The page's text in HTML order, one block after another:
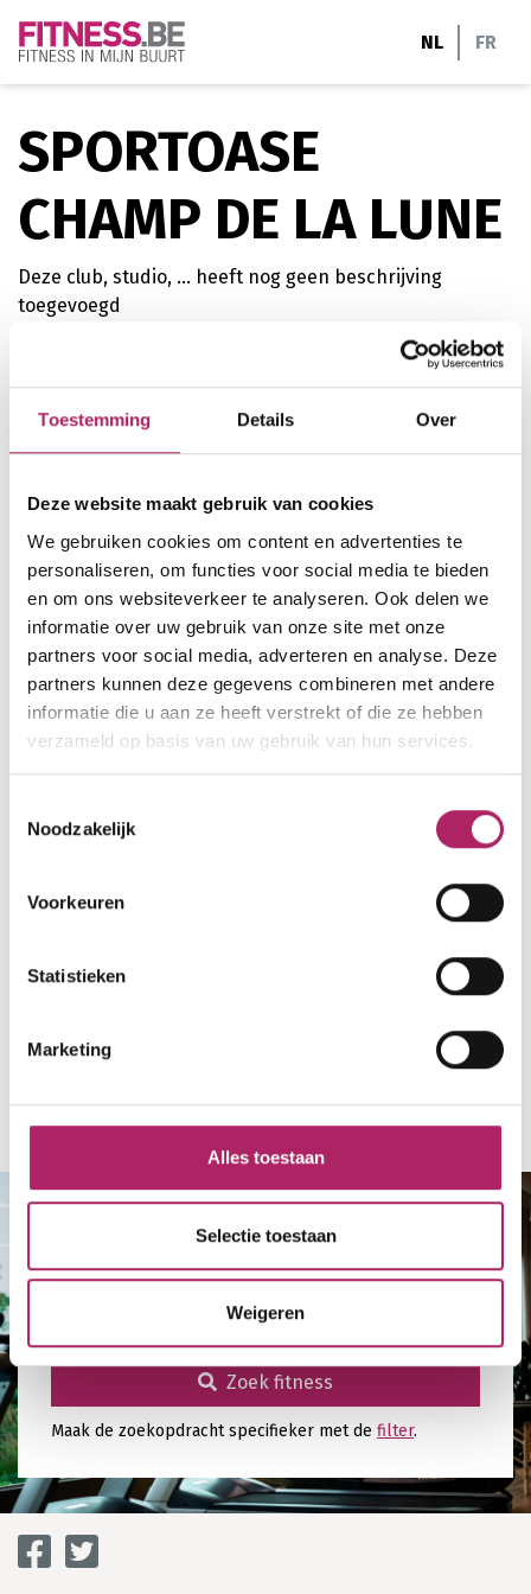
Toestemming Details Over
Deze website maakt gebruik van cookies
We gebruiken cookies om content en advertenties te
personaliseren, om functies voor social media te bieden
en om ons websiteverkeer te analyseren. Ook delen we
informatie over uw gebruik van onze site met onze
partners voor social media, adverteren en analyse. Deze
partners kunnen deze gegevens combineren met andere
informatie die u aan ze heeft verstrekt of die ze hebben
verzameld op basis van uw gebruik van hun services.
Noodzakelijk
Voorkeuren
Statistieken
Marketing
Alles toestaan
Selectie toestaan
Weigeren
NL FR
SPORTOASE
CHAMP DE LA LUNE
Deze club, studio, ... heeft nog geen beschrijving
toegevoegd
Rue d'Horrues 53 b
7090 Braine-le-Comte
067690020
info.champdelalune@sportoase.be
www.sportoase.be
Terug naar overzicht
Zoek fitness
Maak de zoekopdracht specifieker met de filter.